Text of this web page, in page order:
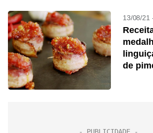
13/08/21
de